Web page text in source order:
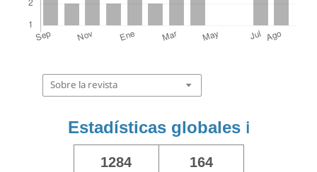
Sobre la revista
Estadísticas globales ℹ️
1284 164